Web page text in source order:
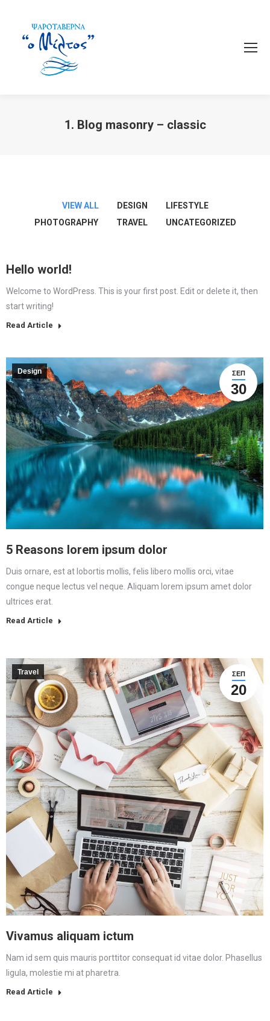
1. Blog masonry – classic
VIEW ALL DESIGN
LIFESTYLE
PHOTOGRAPHY
TRAVEL UNCATEGORIZED
Hello world!
Welcome to WordPress. This is your first post. Edit or delete it, then
start writing!
Read Article
ΣΕΠ
30
Design
5 Reasons lorem ipsum dolor
Duis ornare, est at lobortis mollis, felis libero mollis orci, vitae
congue neque lectus vel neque. Aliquam lorem ipsum amet dolor
ultrices erat.
Read Article
ΣΕΠ
20
Travel
Vivamus aliquam ictum
Nam id sem quis mauris porttitor consequat id vitae dolor. Phasellus
ligula, molestie mi at pharetra.
Read Article